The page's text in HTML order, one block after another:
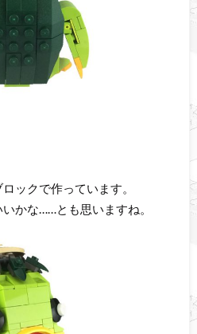
ックで作っています。
かな……とも思いますね。